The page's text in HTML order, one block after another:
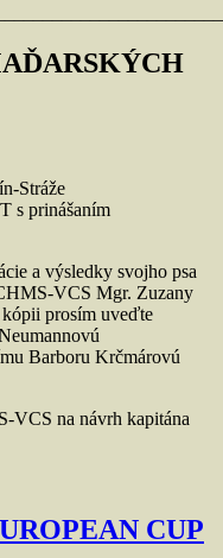
Stráže
s prinášaním
a výsledky svojho psa
VCS Mgr. Zuzany
prosím uveďte
Barboru Krčmárovú
VCS na návrh kapitána
CUP